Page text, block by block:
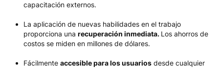
capacitación externos.
La aplicación de nuevas habilidades en el trabajo
proporciona una recuperación inmediata. Los ahorros de
costos se miden en millones de dólares.
Fácilmente accesible para los usuarios desde cualquier